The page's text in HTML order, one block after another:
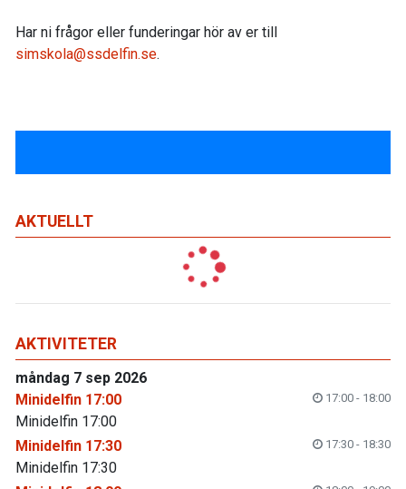
AKTUELLT
Har ni frågor eller funderingar hör av er till
simskola@ssdelfin.se.
AKTIVITETER
måndag 7 sep 2026
Minidelfin 17:00
17:00 - 18:00
Minidelfin 17:00
Minidelfin 17:30
17:30 - 18:30
Minidelfin 17:30